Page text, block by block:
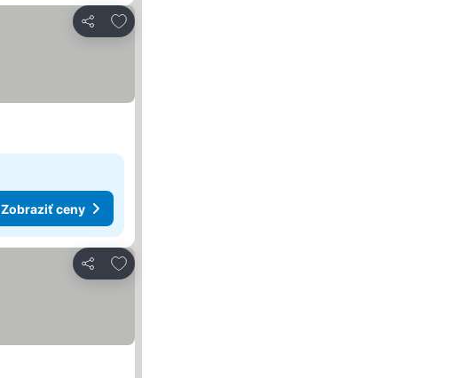
Zdieľať
Pridať do obľúbených
Zobraziť ceny
Zdieľať
Pridať do obľúbených